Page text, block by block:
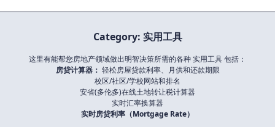
Category: 实用工具
这里有能帮您房地产领域做出明智决策所需的各种 实用工具 包括：
房贷计算器： 轻松房屋贷款利率、月供和还款期限
校区/社区/学校网站和排名
安省(多伦多)在线土地转让税计算器
实时汇率换算器
实时房贷利率（Mortgage Rate）